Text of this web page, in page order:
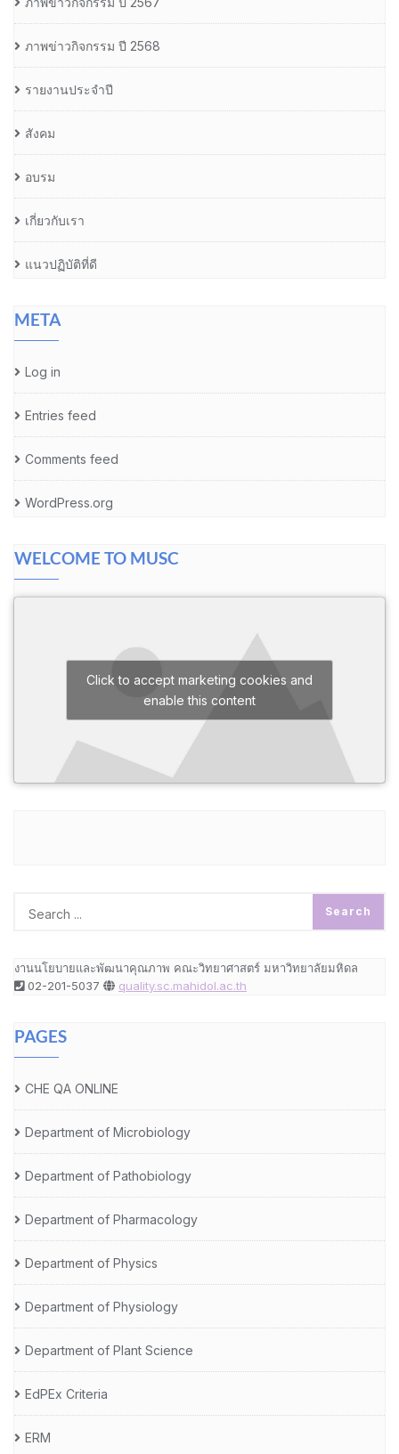
ภาพข่าวกิจกรรม ปี 2568
รายงานประจำปี
สังคม
อบรม
เกี่ยวกับเรา
แนวปฏิบัติที่ดี
META
Log in
Entries feed
Comments feed
WordPress.org
WELCOME TO MUSC
Click to accept marketing cookies and
enable this content
งานนโยบายและพัฒนาคุณภาพ คณะวิทยาศาสตร์ มหาวิทยาลัยมหิดล
02-201-5037
quality.sc.mahidol.ac.th
PAGES
CHE QA ONLINE
Department of Microbiology
Department of Pathobiology
Department of Pharmacology
Department of Physics
Department of Physiology
Department of Plant Science
EdPEx Criteria
ERM